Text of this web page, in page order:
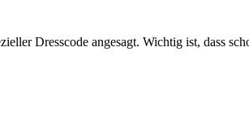
Dresscode angesagt. Wichtig ist, dass